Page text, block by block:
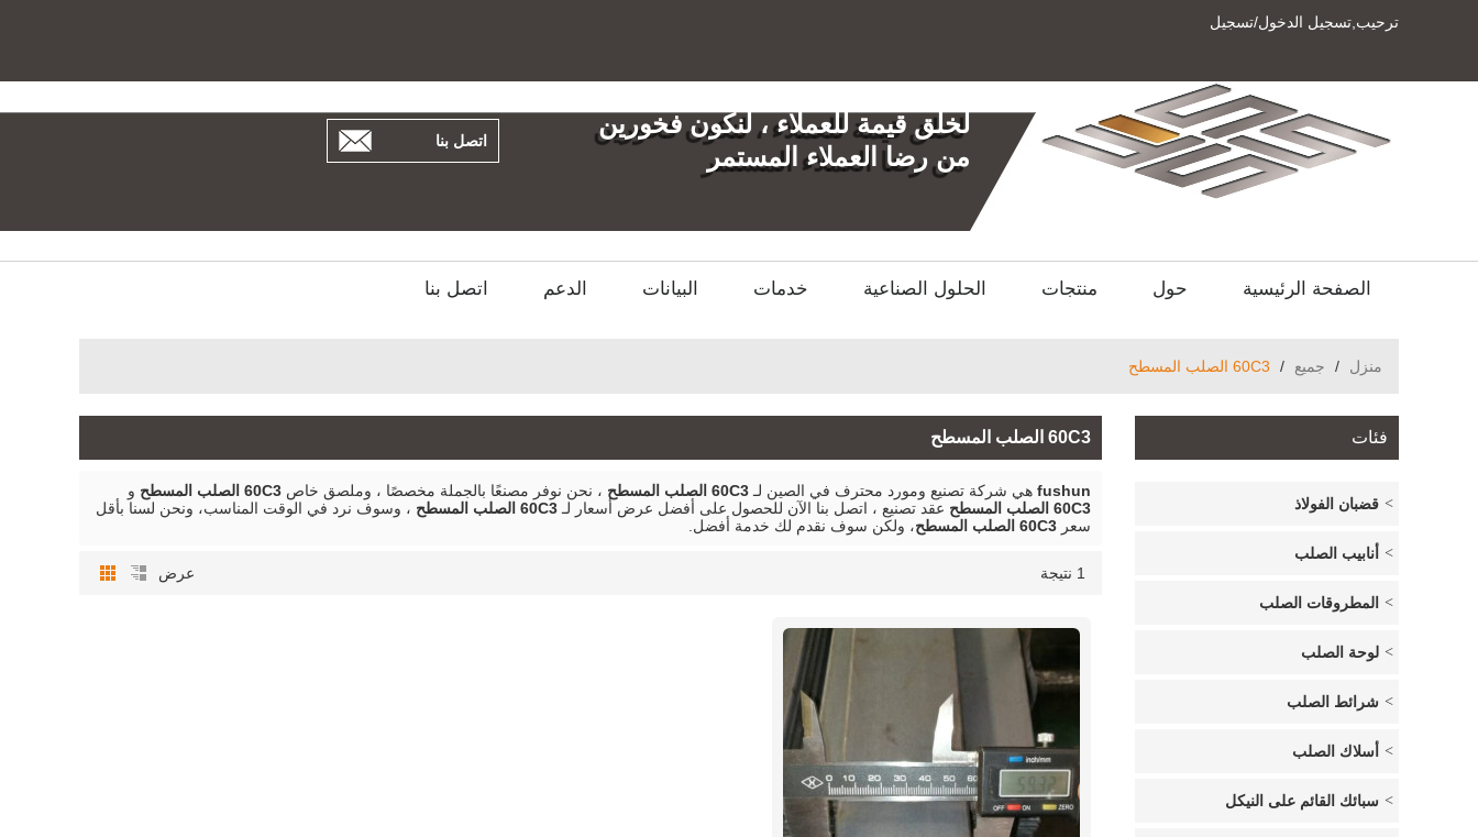
ترحيب, تسجيل الدخول/تسجيل
لخلق قيمة للعملاء ، لنكون فخورين
من رضا العملاء المستمر
اتصل بنا
الصفحة الرئيسية حول منتجات الحلول الصناعية خدمات البيانات الدعم اتصل بنا
منزل / جميع / 60C3 الصلب المسطح
فئات
قضبان الفولاذ
أنابيب الصلب
المطروقات الصلب
لوحة الصلب
شرائط الصلب
أسلاك الصلب
سبائك القائم على النيكل
60C3 الصلب المسطح
fushun هي شركة تصنيع ومورد محترف في الصين لـ 60C3 الصلب المسطح ، نحن نوفر مصنعًا بالجملة مخصصًا ، وملصق خاص 60C3 الصلب المسطح
و
60C3 الصلب المسطح
عقد تصنيع ، اتصل بنا الآن للحصول على أفضل عرض أسعار لـ 60C3 الصلب المسطح
، وسوف نرد في الوقت المناسب، ونحن لسنا بأقل
سعر 60C3 الصلب المسطح ، ولكن سوف نقدم لك خدمة أفضل.
1 نتيجة عرض